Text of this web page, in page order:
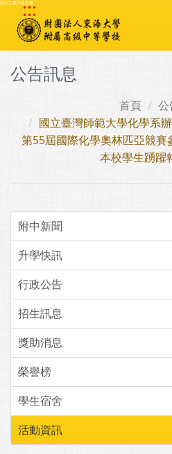
跳到主要內容區塊
:::
公告訊息
首頁
公
國立臺灣師範大學化學系
第55屆國際化學奧林匹亞競
本校學生踴躍
附中新聞
升學快訊
行政公告
招生訊息
獎助消息
榮譽榜
學生宿舍
活動資訊